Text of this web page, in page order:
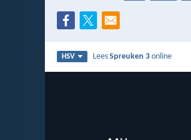
HSV LeesSpreuken 3 online